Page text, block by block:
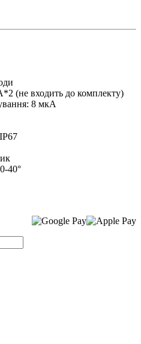
(не входить до комплекту)
8 мкА
40°